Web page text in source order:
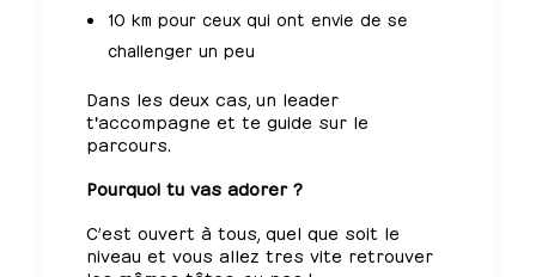
10 km pour ceux qui ont envie de se
challenger un peu
Dans les deux cas, un leader
t'accompagne et te guide sur le
parcours.
Pourquoi tu vas adorer ?
C’est ouvert à tous, quel que soit le
niveau et vous allez tres vite retrouver